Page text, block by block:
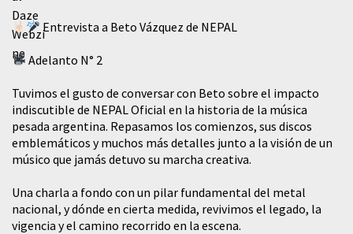
Entrevista a Beto Vázquez de NEPAL
Adelanto N° 2
Tuvimos el gusto de conversar con Beto sobre el impacto
indiscutible de NEPAL Oficial en la historia de la música
pesada argentina. Repasamos los comienzos, sus discos
emblemáticos y muchos más detalles junto a la visión de un
músico que jamás detuvo su marcha creativa.
​Una charla a fondo con un pilar fundamental del metal
nacional, y dónde en cierta medida, revivimos el legado, la
vigencia y el camino recorrido en la escena.